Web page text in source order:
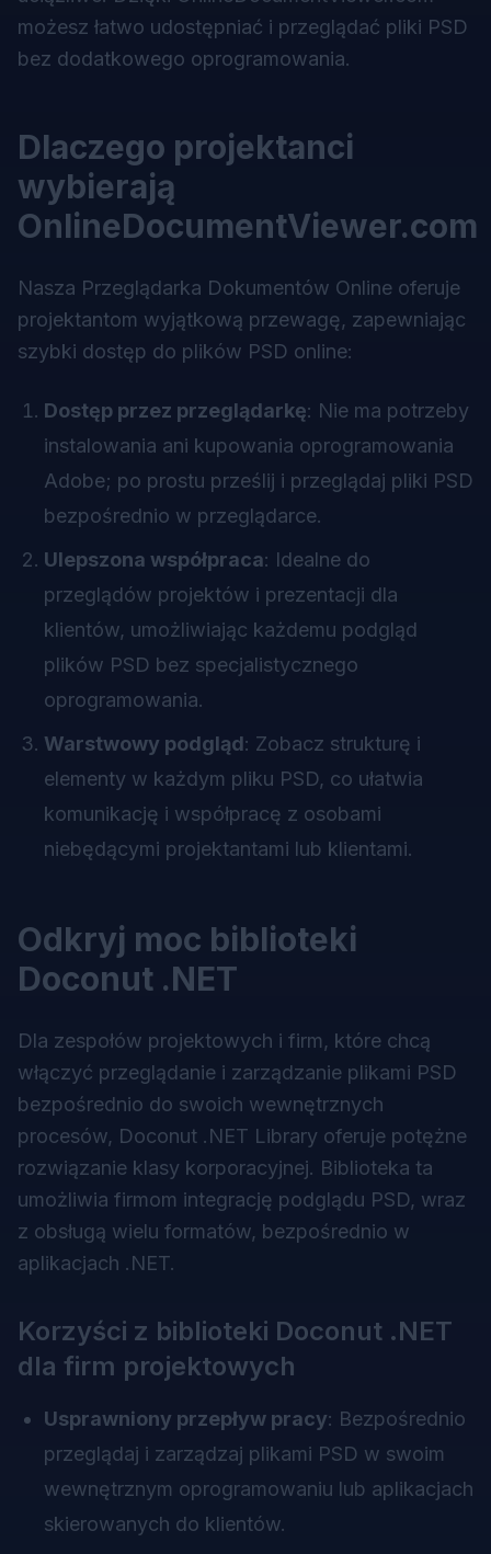
możesz łatwo udostępniać i przeglądać pliki PSD
bez dodatkowego oprogramowania.
Dlaczego projektanci
wybierają
OnlineDocumentViewer.com
Nasza Przeglądarka Dokumentów Online oferuje
projektantom wyjątkową przewagę, zapewniając
szybki dostęp do plików PSD online:
Dostęp przez przeglądarkę: Nie ma potrzeby
instalowania ani kupowania oprogramowania
Adobe; po prostu prześlij i przeglądaj pliki PSD
bezpośrednio w przeglądarce.
Ulepszona współpraca: Idealne do
przeglądów projektów i prezentacji dla
klientów, umożliwiając każdemu podgląd
plików PSD bez specjalistycznego
oprogramowania.
Warstwowy podgląd: Zobacz strukturę i
elementy w każdym pliku PSD, co ułatwia
komunikację i współpracę z osobami
niebędącymi projektantami lub klientami.
Odkryj moc biblioteki
Doconut .NET
Dla zespołów projektowych i firm, które chcą
włączyć przeglądanie i zarządzanie plikami PSD
bezpośrednio do swoich wewnętrznych
procesów, Doconut .NET Library oferuje potężne
rozwiązanie klasy korporacyjnej. Biblioteka ta
umożliwia firmom integrację podglądu PSD, wraz
z obsługą wielu formatów, bezpośrednio w
aplikacjach .NET.
Korzyści z biblioteki Doconut .NET
dla firm projektowych
Usprawniony przepływ pracy: Bezpośrednio
przeglądaj i zarządzaj plikami PSD w swoim
wewnętrznym oprogramowaniu lub aplikacjach
skierowanych do klientów.